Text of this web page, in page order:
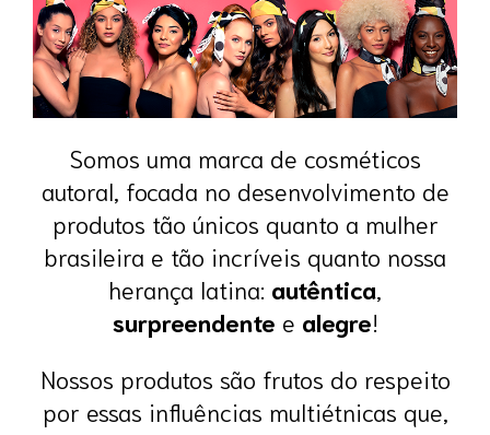
Somos uma marca de cosméticos
autoral, focada no desenvolvimento de
produtos tão únicos quanto a mulher
brasileira e tão incríveis quanto nossa
herança latina: autêntica,
surpreendente e alegre!
Nossos produtos são frutos do respeito
por essas influências multiétnicas que,